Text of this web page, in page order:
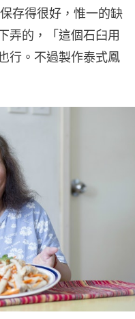
存得很好，惟一的缺
弄的，「這個石臼用
行。不過製作泰式鳳